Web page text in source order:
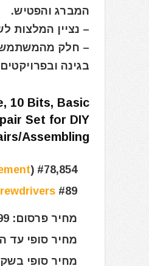
המברג והפטיש.
– נציין המלצות
– חלק
בגינה
10 Bits, Basic
Set for DIY
Assembling
#78,854 in Tools & Home Improvement (
)
#89 in
מחיר פרסום: $59.99
מחיר סופי עד הבית:
מחיר סופי